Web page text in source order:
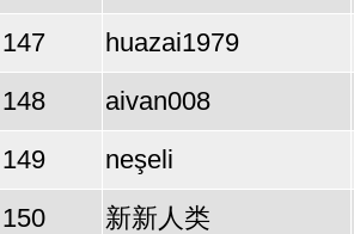
147
huazai1979
148
aivan008
149
neşeli
150
新新人类